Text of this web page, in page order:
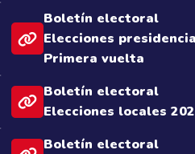
Boletín electoral
Elecciones
Primera vuelta
Boletín electoral
Elecciones locales
Boletín electoral